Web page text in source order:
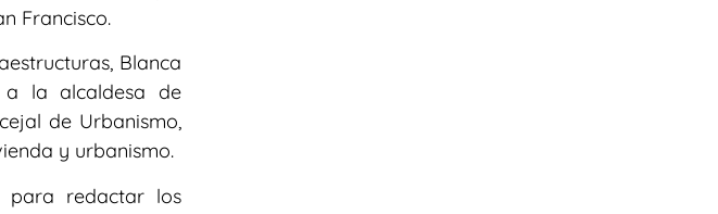
Francisco.
Blanca
a la alcaldesa de
de Urbanismo,
y urbanismo.
para redactar los